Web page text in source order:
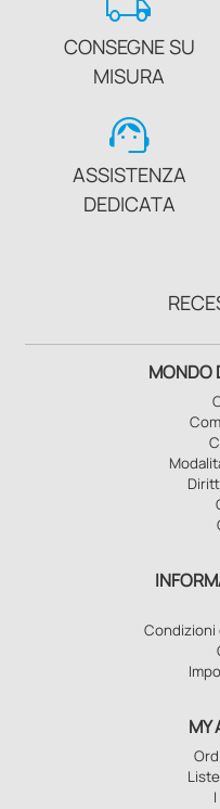
CONSEGNE SU
MISURA
support_agent
ASSISTENZA
DEDICATA
MONDO
Condizioni
MY